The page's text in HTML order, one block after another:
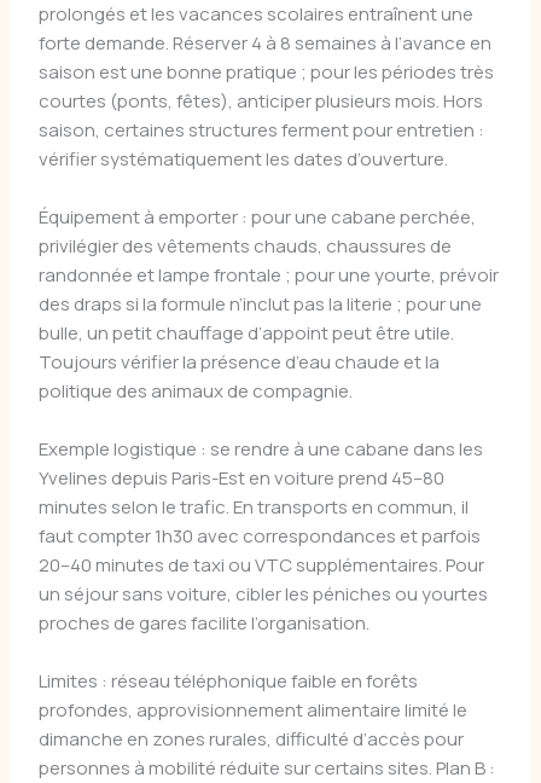
prolongés et les vacances scolaires entraînent une
forte demande. Réserver 4 à 8 semaines à l’avance en
saison est une bonne pratique ; pour les périodes très
courtes (ponts, fêtes), anticiper plusieurs mois. Hors
saison, certaines structures ferment pour entretien :
vérifier systématiquement les dates d’ouverture.
Équipement à emporter : pour une cabane perchée,
privilégier des vêtements chauds, chaussures de
randonnée et lampe frontale ; pour une yourte, prévoir
des draps si la formule n’inclut pas la literie ; pour une
bulle, un petit chauffage d’appoint peut être utile.
Toujours vérifier la présence d’eau chaude et la
politique des animaux de compagnie.
Exemple logistique : se rendre à une cabane dans les
Yvelines depuis Paris-Est en voiture prend 45–80
minutes selon le trafic. En transports en commun, il
faut compter 1h30 avec correspondances et parfois
20–40 minutes de taxi ou VTC supplémentaires. Pour
un séjour sans voiture, cibler les péniches ou yourtes
proches de gares facilite l’organisation.
Limites : réseau téléphonique faible en forêts
profondes, approvisionnement alimentaire limité le
dimanche en zones rurales, difficulté d’accès pour
personnes à mobilité réduite sur certains sites. Plan B :